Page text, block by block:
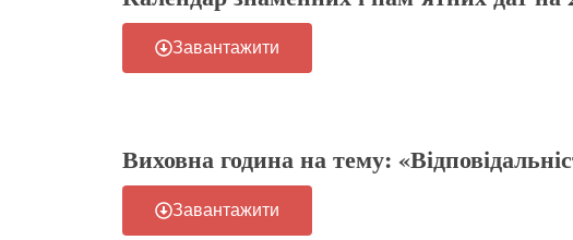
Завантажити
Виховна година на тему:
Завантажити